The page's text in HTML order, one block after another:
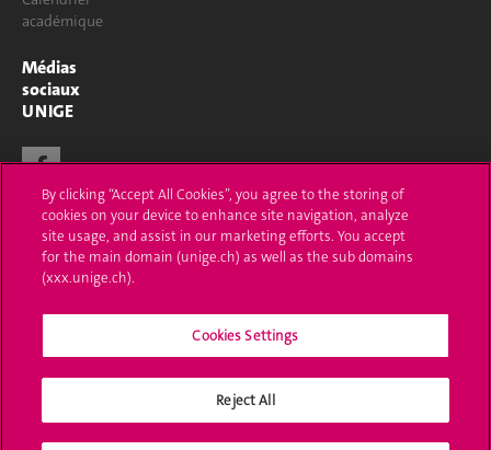
académique
Médias
sociaux
UNIGE
By clicking “Accept All Cookies”, you agree to the storing of
cookies on your device to enhance site navigation, analyze
site usage, and assist in our marketing efforts. You accept
for the main domain (unige.ch) as well as the sub domains
(xxx.unige.ch).
Cookies Settings
Reject All